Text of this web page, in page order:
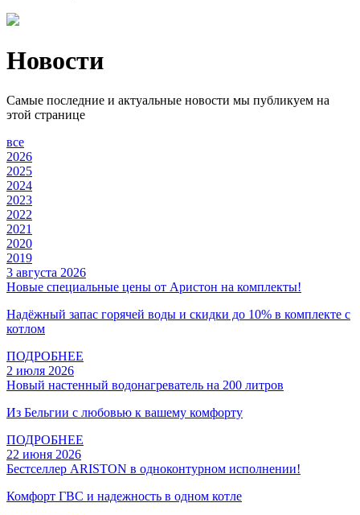
Новости
Самые последние и актуальные новости мы публикуем на
этой странице
все
2026
2025
2024
2023
2022
2021
2020
2019
3 августа 2026
Новые специальные цены от Аристон на комплекты!
Надёжный запас горячей воды и скидки до 10% в комплекте с
котлом
ПОДРОБНЕЕ
2 июля 2026
Новый настенный водонагреватель на 200 литров
Из Бельгии с любовью к вашему комфорту
ПОДРОБНЕЕ
22 июня 2026
Бестселлер ARISTON в одноконтурном исполнении!
Комфорт ГВС и надежность в одном котле